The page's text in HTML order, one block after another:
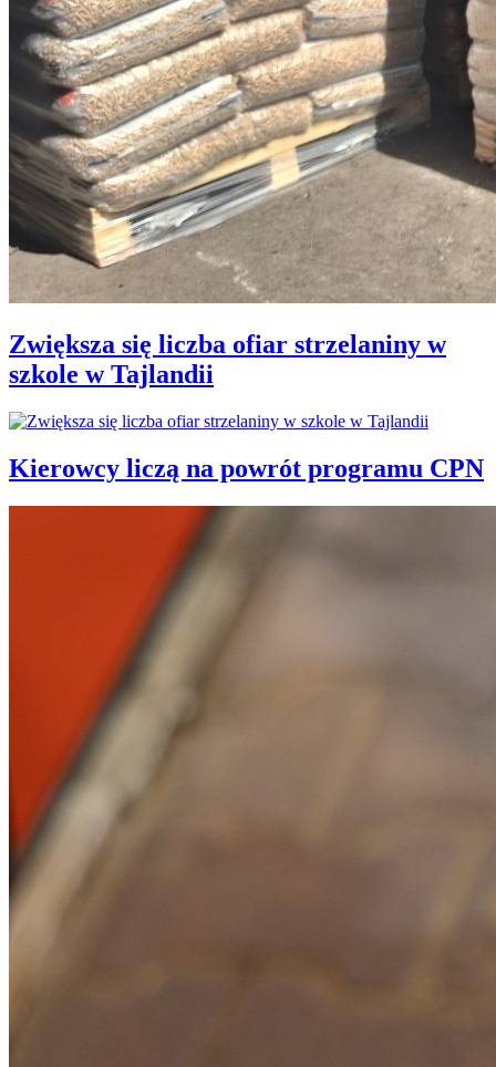
Zwiększa się liczba ofiar strzelaniny w
szkole w Tajlandii
Kierowcy liczą na powrót programu CPN